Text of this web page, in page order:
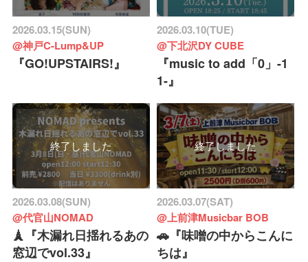
2026.03.15(SUN)
@神戸C-Lump&UP
『GO!UPSTAIRS!』
2026.03.10(TUE)
@下北沢DY CUBE
『music to add「0」-1
1-』
終了しました
2026.03.08(SUN)
@代官山NOMAD
🗼『木漏れ日揺れるあの
窓辺でvol.33』
終了しました
2026.03.07(SAT)
@上前津Musicbar BOB
🚗『味噌の中からこんに
ちは』